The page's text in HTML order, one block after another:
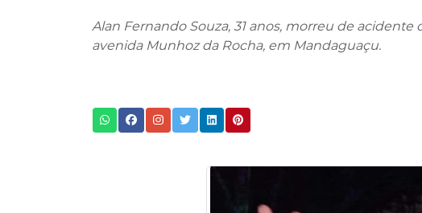
Alan Fernando Souza, 31 anos, morreu de
avenida Munhoz da Rocha, em Mandaguaçu.